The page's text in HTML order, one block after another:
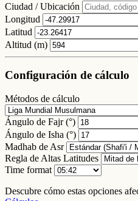
Ciudad / Ubicación
Longitud
Latitud
Altitud (m)
Configuración de cálculo
Métodos de cálculo
Ángulo de Fajr (°)
Ángulo de Isha (°)
Madhab de Asr
Regla de Altas Latitudes
Time format
Descubre cómo estas opciones